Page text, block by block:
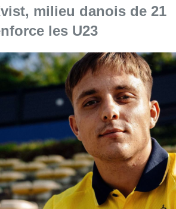
milieu danois de 21
les U23